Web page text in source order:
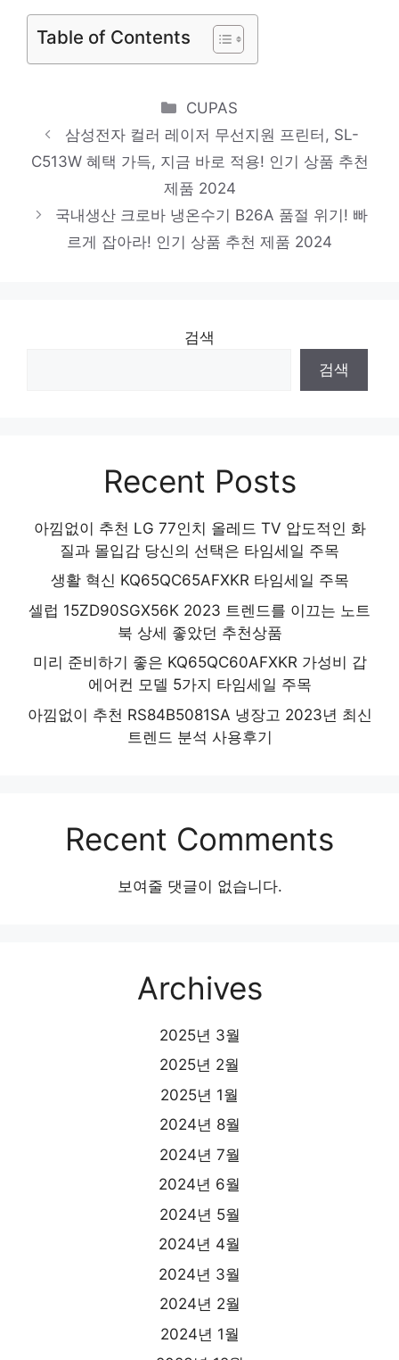
기분 좋아지는, 당신만의 제품 인기 상품 추
천 제품 2024
BLACK
당신만의 특별한 아이템! 인기 상품 추천 제
품 2024
로랜텍 림피오 휴대폰 케이스
편안함을 찾는 당신을 위해 인기 상품 추천
놓칠 수 없는 이번 특가! 인기 상품 추천 제품
Table of Contents
Categories
CUPAS
삼성전자 컬러 레이저 무선지원 프린터, SL-
C513W 혜택 가득, 지금 바로 적용! 인기 상품 추천
제품 2024
국내생산 크로바 냉온수기 B26A 품절 위기! 빠
르게 잡아라! 인기 상품 추천 제품 2024
검색
검색
Recent Posts
아낌없이 추천 LG 77인치 올레드 TV 압도적인 화
질과 몰입감 당신의 선택은 타임세일 주목
생활 혁신 KQ65QC65AFXKR 타임세일 주목
셀럽 15ZD90SGX56K 2023 트렌드를 이끄는 노트
북 상세 좋았던 추천상품
미리 준비하기 좋은 KQ65QC60AFXKR 가성비 갑
에어컨 모델 5가지 타임세일 주목
아낌없이 추천 RS84B5081SA 냉장고 2023년 최신
트렌드 분석 사용후기
Recent Comments
보여줄 댓글이 없습니다.
Archives
2025년 3월
2025년 2월
2025년 1월
2024년 8월
2024년 7월
2024년 6월
2024년 5월
2024년 4월
2024년 3월
2024년 2월
2024년 1월